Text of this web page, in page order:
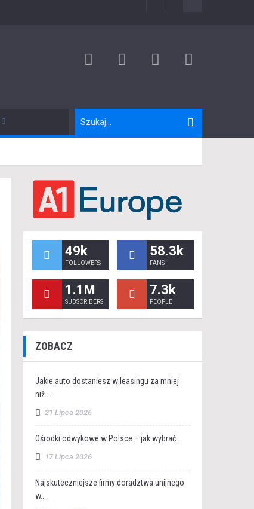
49k
FOLLOWERS
58.3k
FANS
1.1M
SUBSCRIBERS
7.3k
PEOPLE
ZOBACZ
Jakie auto dostaniesz w leasingu za mniej
niż...
21 Lipca 2026
Ośrodki odwykowe w Polsce – jak wybrać...
17 Lipca 2026
Najskuteczniejsze firmy doradztwa unijnego
w...